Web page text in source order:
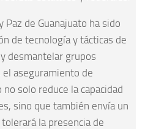
Paz de Guanajuato ha sido
de tecnología y tácticas de
desmantelar grupos
aseguramiento de
solo reduce la capacidad
sino que también envía un
la presencia de